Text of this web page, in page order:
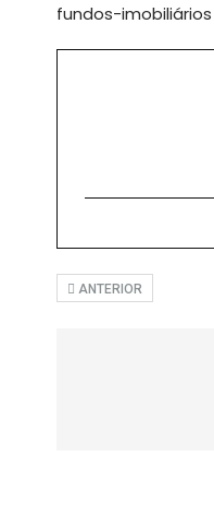
fundos-imobiliários
ANTERIOR